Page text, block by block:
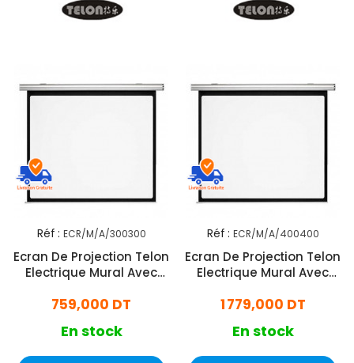
Réf : ECR/M/A/300300
Ecran De Projection Telon
Electrique Mural Avec
759,000 DT
En stock
Réf : ECR/M/A/400400
Ecran De Projection Telon
Electrique Mural Avec
1 779,000 DT
En stock